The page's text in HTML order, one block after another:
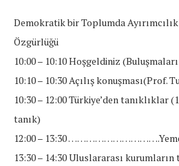
Demokratik bir Toplumda
Özgürlüğü
10:00 – 10:10 Hoşgeldiniz
10:10 – 10:30 Açılış konuşması(Prof.
10:30 – 12:00 Türkiye’den tanıklıklar
tanık)
12:00 – 13:30
13:30 – 14:30 Uluslararası